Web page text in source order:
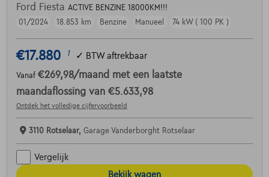
Ford Fiesta ACTIVE BENZINE 18000KM!!!
01/2024
18.853 km Benzine Manueel 74 kW ( 100 PK )
€17.880 1 ✓ BTW aftrekbaar
Vanaf €269,98/maand met een laatste
maandaflossing van €5.633,98
Ontdek het volledige cijfervoorbeeld
3110 Rotselaar, Garage Vanderborght Rotselaar
Vergelijk
Bekijk wagen